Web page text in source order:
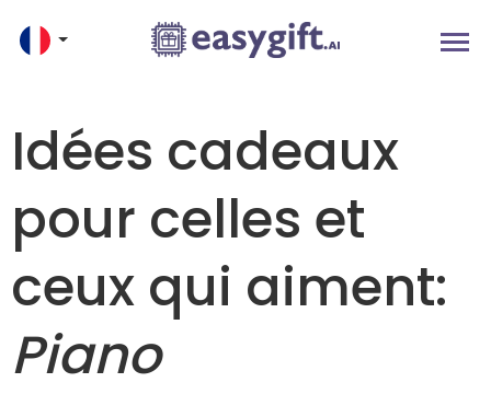
Idées cadeaux
pour celles et
ceux qui aiment:
Piano